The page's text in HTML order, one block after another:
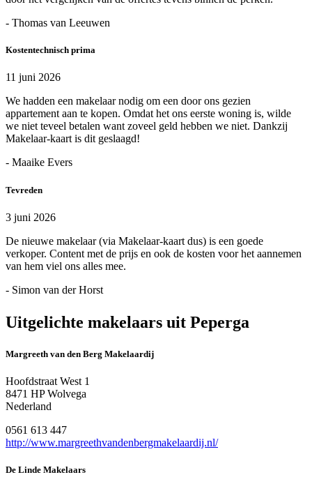
- Thomas van Leeuwen
Kostentechnisch prima
11 juni 2026
We hadden een makelaar nodig om een door ons gezien
appartement aan te kopen. Omdat het ons eerste woning is, wilde
we niet teveel betalen want zoveel geld hebben we niet. Dankzij
Makelaar-kaart is dit geslaagd!
- Maaike Evers
Tevreden
3 juni 2026
De nieuwe makelaar (via Makelaar-kaart dus) is een goede
verkoper. Content met de prijs en ook de kosten voor het aannemen
van hem viel ons alles mee.
- Simon van der Horst
Uitgelichte makelaars uit Peperga
Margreeth van den Berg Makelaardij
Hoofdstraat West 1
8471 HP Wolvega
Nederland
0561 613 447
http://www.margreethvandenbergmakelaardij.nl/
De Linde Makelaars